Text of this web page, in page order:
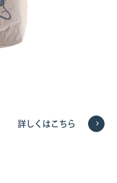
詳しくはこちら